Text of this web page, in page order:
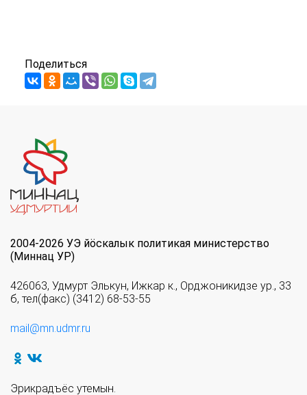
Поделиться
2004-2026 УЭ йöскалык политикая министерство
(Миннац УР)
426063, Удмурт Элькун, Ижкар к., Орджоникидзе ур., 33
б, тел(факс) (3412) 68-53-55
mail@mn.udmr.ru
Эрикрадъёс утемын.